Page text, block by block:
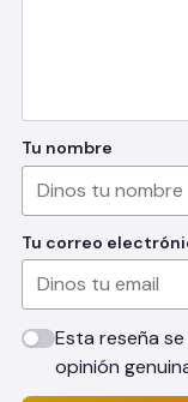
Tu nombre
Tu correo
Esta reseña
opinión